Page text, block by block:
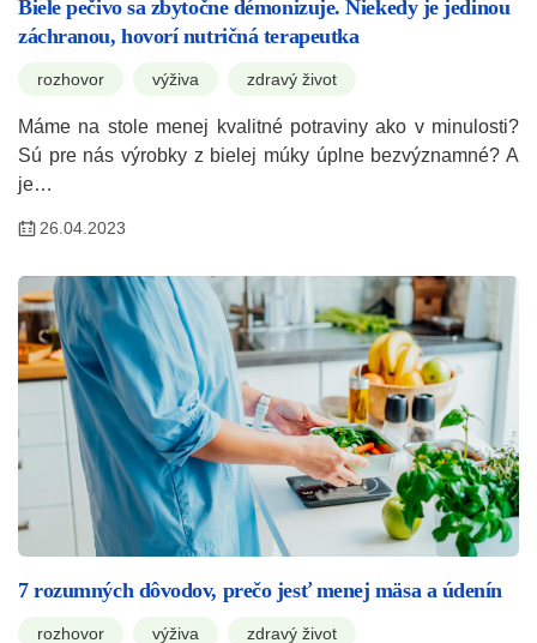
Biele pečivo sa zbytočne démonizuje. Niekedy je jedinou
záchranou, hovorí nutričná terapeutka
rozhovor výživa zdravý život
Máme na stole menej kvalitné potraviny ako v minulosti?
Sú pre nás výrobky z bielej múky úplne bezvýznamné? A
je…
26.04.2023
7 rozumných dôvodov, prečo jesť menej mäsa a údenín
rozhovor výživa zdravý život